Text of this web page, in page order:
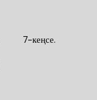
40, 7-кеңсе.